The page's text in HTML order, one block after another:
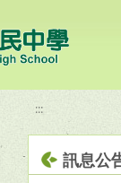
:::
訊息公